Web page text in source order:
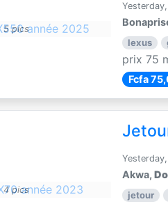
5 pics
lexus
prix 75
Fcfa
4 pics
Akwa,
jetour